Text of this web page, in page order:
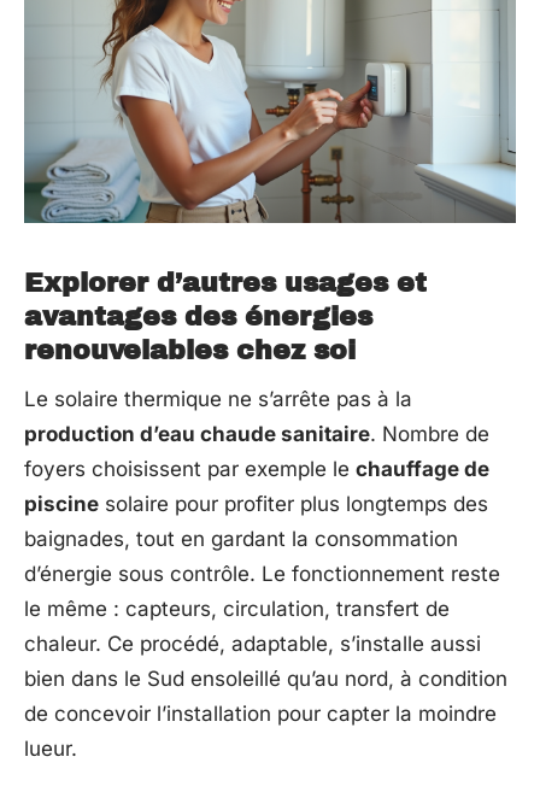
Explorer d’autres usages et
avantages des énergies
renouvelables chez soi
Le solaire thermique ne s’arrête pas à la
production d’eau chaude sanitaire. Nombre de
foyers choisissent par exemple le chauffage de
piscine solaire pour profiter plus longtemps des
baignades, tout en gardant la consommation
d’énergie sous contrôle. Le fonctionnement reste
le même : capteurs, circulation, transfert de
chaleur. Ce procédé, adaptable, s’installe aussi
bien dans le Sud ensoleillé qu’au nord, à condition
de concevoir l’installation pour capter la moindre
lueur.